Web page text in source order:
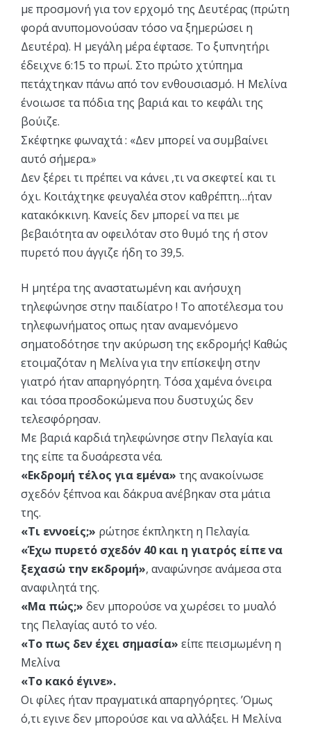
με προσμονή για τον ερχομό της Δευτέρας (πρώτη
φορά ανυπομονούσαν τόσο να ξημερώσει η
Δευτέρα). Η μεγάλη μέρα έφτασε. Το ξυπνητήρι
έδειχνε 6:15 το πρωί. Στο πρώτο χτύπημα
πετάχτηκαν πάνω από τον ενθουσιασμό. Η Μελίνα
ένοιωσε τα πόδια της βαριά και το κεφάλι της
βούιζε.
Σκέφτηκε φωναχτά : «Δεν μπορεί να συμβαίνει
αυτό σήμερα.»
Δεν ξέρει τι πρέπει να κάνει ,τι να σκεφτεί και τι
όχι. Κοιτάχτηκε φευγαλέα στον καθρέπτη…ήταν
κατακόκκινη. Κανείς δεν μπορεί να πει με
βεβαιότητα αν οφειλόταν στο θυμό της ή στον
πυρετό που άγγιζε ήδη το 39,5.
Η μητέρα της αναστατωμένη και ανήσυχη
τηλεφώνησε στην παιδίατρο ! Το αποτέλεσμα του
τηλεφωνήματος οπως ηταν αναμενόμενο
σηματοδότησε την ακύρωση της εκδρομής! Καθώς
ετοιμαζόταν η Μελίνα για την επίσκεψη στην
γιατρό ήταν απαρηγόρητη. Τόσα χαμένα όνειρα
και τόσα προσδοκώμενα που δυστυχώς δεν
τελεσφόρησαν.
Με βαριά καρδιά τηλεφώνησε στην Πελαγία και
της είπε τα δυσάρεστα νέα.
«Εκδρομή τέλος για εμένα» της ανακοίνωσε
σχεδόν ξέπνοα και δάκρυα ανέβηκαν στα μάτια
της.
«Τι εννοείς;» ρώτησε έκπληκτη η Πελαγία.
«Έχω πυρετό σχεδόν 40 και η γιατρός είπε να
ξεχασώ την εκδρομή», αναφώνησε ανάμεσα στα
αναφιλητά της.
«Μα πώς;» δεν μπορούσε να χωρέσει το μυαλό
της Πελαγίας αυτό το νέο.
«Το πως δεν έχει σημασία» είπε πεισμωμένη η
Μελίνα
«Το κακό έγινε».
Οι φίλες ήταν πραγματικά απαρηγόρητες. ’Ομως
ό,τι εγινε δεν μπορούσε και να αλλάξει. Η Μελίνα